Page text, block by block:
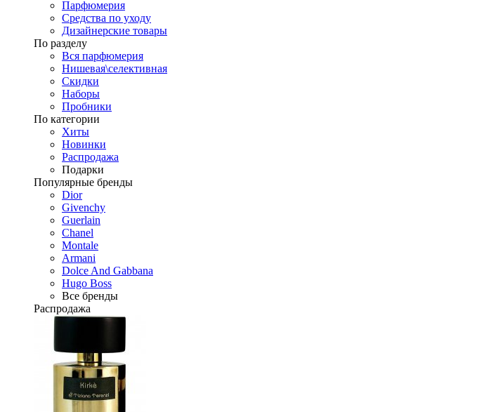
Парфюмерия
Средства по уходу
Дизайнерские товары
По разделу
Вся парфюмерия
Нишевая\селективная
Скидки
Наборы
Пробники
По категории
Хиты
Новинки
Распродажа
Подарки
Популярные бренды
Dior
Givenchy
Guerlain
Chanel
Montale
Armani
Dolce And Gabbana
Hugo Boss
Все бренды
Распродажа